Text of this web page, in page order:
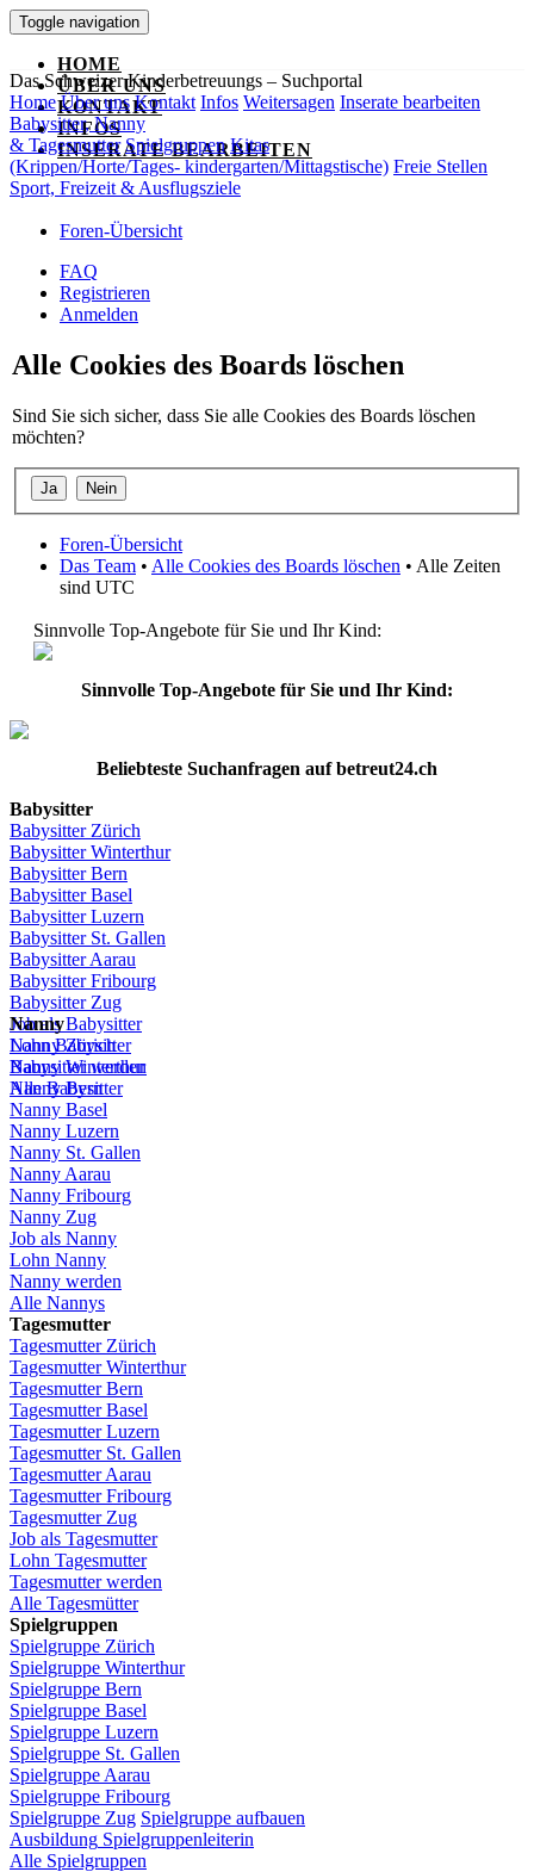
Toggle navigation
HOME
ÜBER UNS
KONTAKT
INFOS
INSERATE BEARBEITEN
Das Schweizer Kinderbetreuungs – Suchportal
Home Über uns Kontakt Infos Weitersagen Inserate bearbeiten
Babysitter, Nanny
& Tagesmutter Spielgruppen Kitas
(Krippen/Horte/Tages- kindergarten/Mittagstische) Freie Stellen
Sport, Freizeit & Ausflugsziele
Foren-Übersicht
FAQ
Registrieren
Anmelden
Alle Cookies des Boards löschen
Sind Sie sich sicher, dass Sie alle Cookies des Boards löschen
möchten?
Foren-Übersicht
Das Team • Alle Cookies des Boards löschen • Alle Zeiten
sind UTC
Sinnvolle Top-Angebote für Sie und Ihr Kind:
Sinnvolle Top-Angebote für Sie und Ihr Kind:
Beliebteste Suchanfragen aufbetreut24.ch
Babysitter
Babysitter Zürich
Babysitter Winterthur
Babysitter Bern
Babysitter Basel
BabysitterLuzern
Babysitter St. Gallen
BabysitterAarau
BabysitterFribourg
Babysitter Zug
JobalsBabysitter
LohnBabysitter
Babysitterwerden
Alle Babysitter
Nanny
NannyZürich
Nanny Winterthur
Nanny Bern
Nanny Basel
Nanny Luzern
Nanny St. Gallen
Nanny Aarau
Nanny Fribourg
Nanny Zug
Job als Nanny
Lohn Nanny
Nanny werden
Alle Nannys
Tagesmutter
Tagesmutter Zürich
TagesmutterWinterthur
TagesmutterBern
TagesmutterBasel
Tagesmutter Luzern
TagesmutterSt. Gallen
Tagesmutter Aarau
Tagesmutter Fribourg
Tagesmutter Zug
Job als Tagesmutter
Lohn Tagesmutter
Tagesmutter werden
Alle Tagesmütter
Spielgruppen
Spielgruppe Zürich
Spielgruppe Winterthur
Spielgruppe Bern
Spielgruppe Basel
Spielgruppe Luzern
Spielgruppe St. Gallen
Spielgruppe Aarau
Spielgruppe Fribourg
Spielgruppe Zug Spielgruppe aufbauen
Ausbildung Spielgruppenleiterin
Alle Spielgruppen